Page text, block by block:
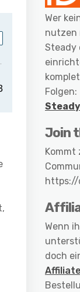
Wer
nutzen
Steady
Folgen:
Join
Kommt
https://
Wenn
doch